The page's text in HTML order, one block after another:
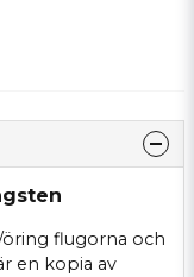
öring flugorna och
en kopia av